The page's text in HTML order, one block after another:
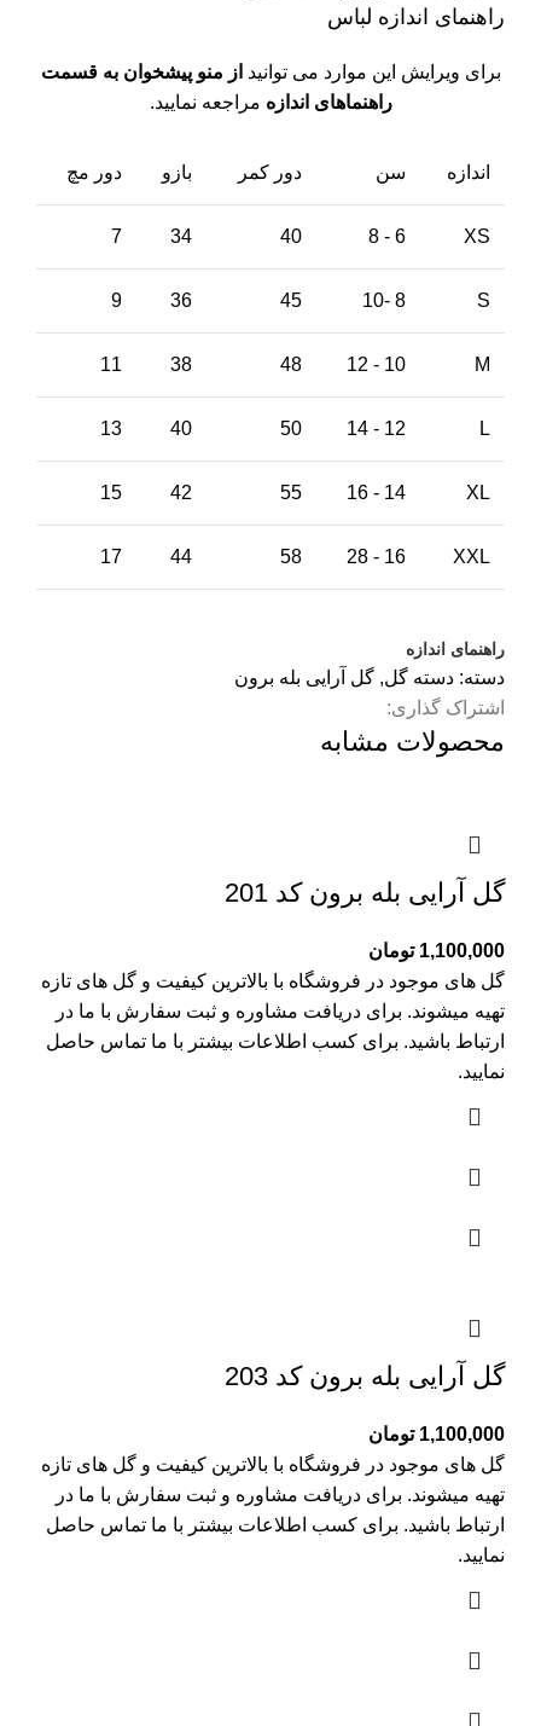
راهنمای اندازه لباس
برای ویرایش این موارد می توانید از منو پیشخوان به قسمت
راهنماهای اندازه مراجعه نمایید.
اندازه سن دور کمر بازو دور مچ
XS
6 - 8
40
34
7
S
8 -10
45
36
9
M
10 - 12
48
38
11
L
12 - 14
50
40
13
XL
14 - 16
55
42
15
XXL
16 - 28
58
44
17
راهنمای اندازه
دسته: دسته گل, گل آرایی بله برون
اشتراک گذاری:
محصولات مشابه
گل آرایی بله برون کد 201
1,100,000 تومان
گل های موجود در فروشگاه با بالاترین کیفیت و گل های تازه
تهیه میشوند. برای دریافت مشاوره و ثبت سفارش با ما در
ارتباط باشید. برای کسب اطلاعات بیشتر با ما تماس حاصل
نمایید.
گل آرایی بله برون کد 203
1,100,000 تومان
گل های موجود در فروشگاه با بالاترین کیفیت و گل های تازه
تهیه میشوند. برای دریافت مشاوره و ثبت سفارش با ما در
ارتباط باشید. برای کسب اطلاعات بیشتر با ما تماس حاصل
نمایید.